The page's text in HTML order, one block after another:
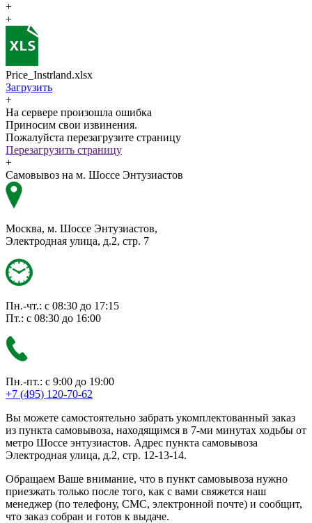
+
+
Price_Instrland.xlsx
Загрузить
+
На сервере произошла ошибка
Приносим свои извинения.
Пожалуйста перезагрузите страницу
Перезагрузить страницу
+
Самовывоз на м. Шоссе Энтузиастов
Москва, м. Шоссе Энтузиастов,
Электродная улица, д.2, стр. 7
Пн.-чт.: с 08:30 до 17:15
Пт.: с 08:30 до 16:00
Пн.-пт.: с 9:00 до 19:00
+7 (495) 120-70-62
Вы можете самостоятельно забрать укомплектованный заказ
из пункта самовывоза, находящимся в 7-ми минутах ходьбы от
метро Шоссе энтузиастов. Адрес пункта самовывоза
Электродная улица, д.2, стр. 12-13-14.
Обращаем Ваше внимание, что в пункт самовывоза нужно
приезжать только после того, как с вами свяжется наш
менеджер (по телефону, СМС, электронной почте) и сообщит,
что заказ собран и готов к выдаче.